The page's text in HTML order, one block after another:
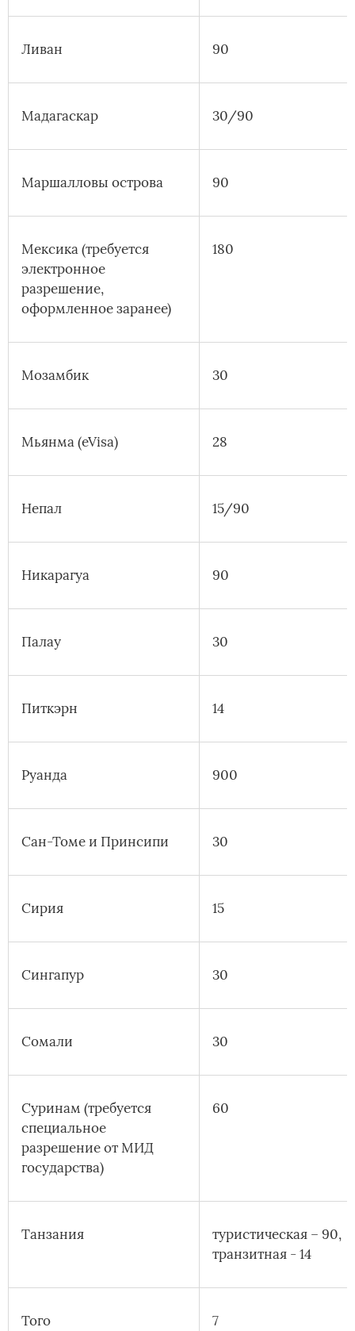
Ливан 90
Мадагаскар 30/90
Маршалловы острова 90
Мексика (требуется
электронное
разрешение,
оформленное заранее)
180
Мозамбик 30
Мьянма (eVisa) 28
Непал 15/90
Никарагуа 90
Палау 30
Питкэрн 14
Руанда 900
Сан-Томе и Принсипи 30
Сирия 15
Сингапур 30
Сомали 30
Суринам (требуется
специальное
разрешение от МИД
государства)
60
Танзания
туристическая – 90,
транзитная - 14
Того 7